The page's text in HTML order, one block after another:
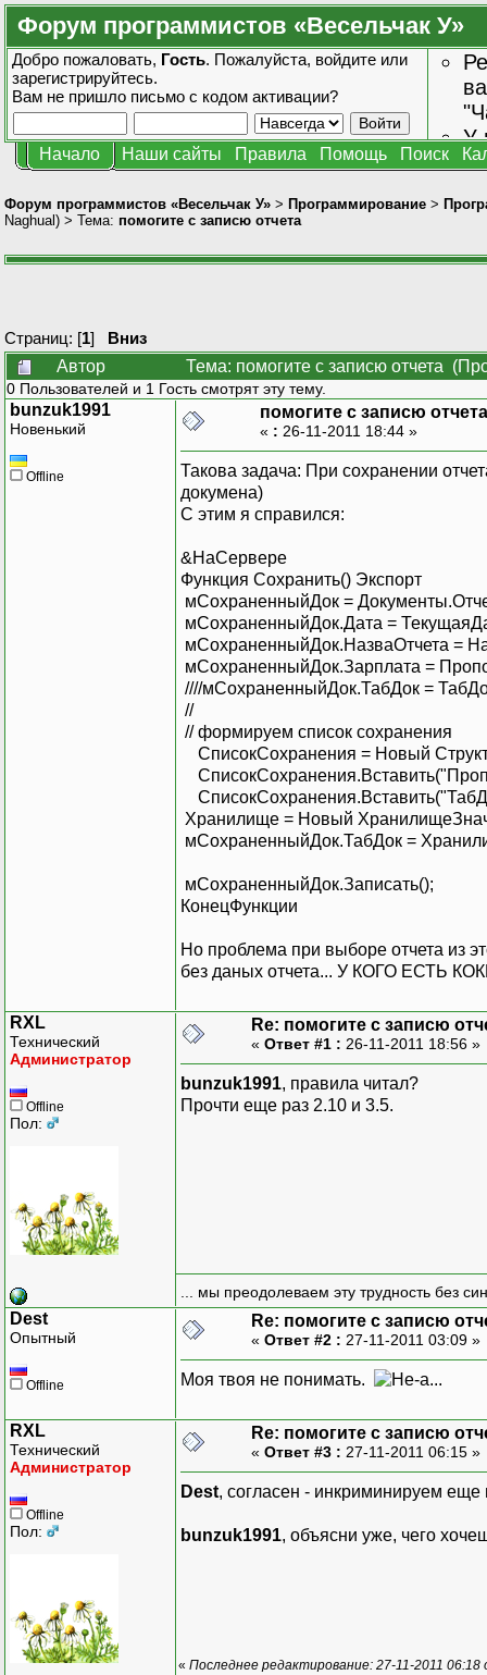
Форум программистов «Весельчак У»
Добро пожаловать, Гость. Пожалуйста, войдите или
зарегистрируйтесь.
Вам не пришло письмо с кодом активации?
У
Начало Наши сайты Правила Помощь Поиск
Форум программистов «Весельчак У» > Программирование >
Naghual) > Тема: помогите с записю отчета
Страниц: [1] Вниз
Автор
Тема: помогите с записю отчета
0 Пользователей и 1 Гость смотрят эту тему.
bunzuk1991
Новенький
Offline
помогите с записю отчета
« : 26-11-2011 18:44 »
Такова задача: При сохранении
докумена)
С этим я справился:
&НаСервере
Функция Сохранить() Экспорт
мСохраненныйДок =
мСохраненныйДок.Дата =
мСохраненныйДок.НазваОтчета =
мСохраненныйДок.Зарплата =
////мСохраненныйДок.ТабДок =
//
// формируем список сохранения
СписокСохранения = Новый
Хранилище = Новый
мСохраненныйДок.ТабДок =
мСохраненныйДок.Записать();
КонецФункции
Но проблема при выборе отчета из
без даных отчета... У КОГО ЕСТЬ
RXL
Технический
Администратор
Offline
Пол:
Re: помогите с записю
« Ответ #1 : 26-11-2011 18:56 »
bunzuk1991, правила читал?
Прочти еще раз 2.10 и 3.5.
... мы преодолеваем эту трудность без
Dest
Опытный
Offline
Re: помогите с записю
« Ответ #2 : 27-11-2011 03:09 »
Моя твоя не понимать.
RXL
Технический
Администратор
Offline
Пол:
Re: помогите с записю
« Ответ #3 : 27-11-2011 06:15 »
Dest, согласен - инкриминируем
bunzuk1991, объясни уже, чего
« Последнее редактирование: 27-11-2011 06:18